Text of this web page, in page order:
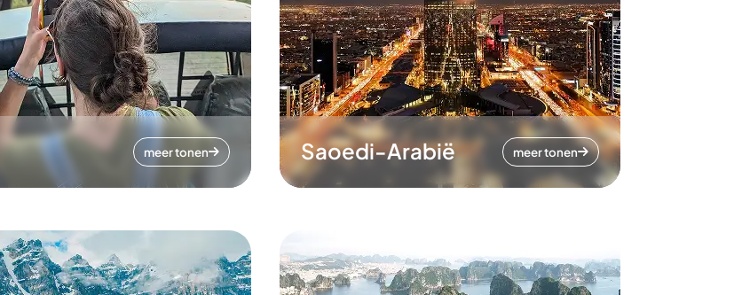
meer tonen Saoedi-Arabië meer tonen